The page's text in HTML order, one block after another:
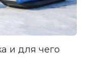
и для чего